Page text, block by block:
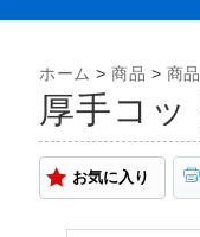
ホーム > 商品 > 商
厚手コ
お気に入り